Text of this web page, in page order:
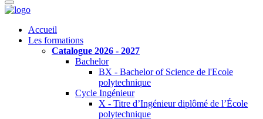
Accueil
Les formations
Catalogue 2026 - 2027
Bachelor
BX - Bachelor of Science de l'Ecole
polytechnique
Cycle Ingénieur
X - Titre d’Ingénieur diplômé de l’École
polytechnique